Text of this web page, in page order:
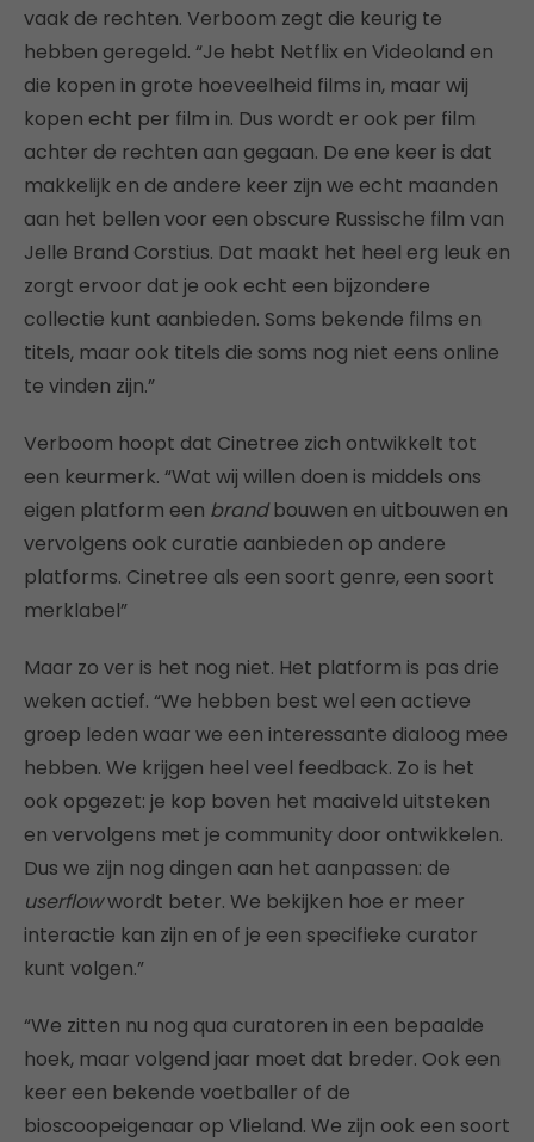
vaak de rechten. Verboom zegt die keurig te
hebben geregeld. “Je hebt Netflix en Videoland en
die kopen in grote hoeveelheid films in, maar wij
kopen echt per film in. Dus wordt er ook per film
achter de rechten aan gegaan. De ene keer is dat
makkelijk en de andere keer zijn we echt maanden
aan het bellen voor een obscure Russische film van
Jelle Brand Corstius. Dat maakt het heel erg leuk en
zorgt ervoor dat je ook echt een bijzondere
collectie kunt aanbieden. Soms bekende films en
titels, maar ook titels die soms nog niet eens online
te vinden zijn.”
Verboom hoopt dat Cinetree zich ontwikkelt tot
een keurmerk. “Wat wij willen doen is middels ons
eigen platform een brandbouwen en uitbouwen en
vervolgens ook curatie aanbieden op andere
platforms. Cinetree als een soort genre, een soort
merklabel”
Maar zo ver is het nog niet. Het platform is pas drie
weken actief. “We hebben best wel een actieve
groep leden waar we een interessante dialoog mee
hebben. We krijgen heel veel feedback. Zo is het
ook opgezet: je kop boven het maaiveld uitsteken
en vervolgens met je community door ontwikkelen.
Dus we zijn nog dingen aan het aanpassen: de
userflowwordt beter. We bekijken hoe er meer
interactie kan zijn en of je een specifieke curator
kunt volgen.”
“We zitten nu nog qua curatoren in een bepaalde
hoek, maar volgend jaar moet dat breder. Ook een
keer een bekende voetballer of de
bioscoopeigenaar op Vlieland. We zijn ook een soort